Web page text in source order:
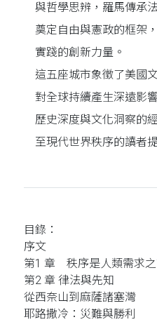
與哲學思辨，羅馬傳承
奠定自由與憲政的框架
實踐的創新力量。
這五座城市象徵了美國
對全球持續產生深遠影
歷史深度與文化洞察的
至現代世界秩序的讀者
目錄：
序文
第1 章 秩序是人類需求
第2 章 律法與先知
從西奈山到麻薩諸塞灣
耶路撒冷：災難與勝利